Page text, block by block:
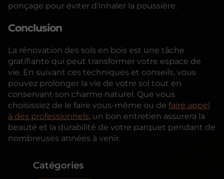
Catégories
ponçage pour éviter d'inhaler la poussière.
Conclusion
La rénovation des sols en bois est une tâche
gratifiante qui peut transformer votre espace de
vie. En suivant ces techniques et conseils, vous
pouvez prolonger la vie de votre sol tout en
conservant son charme naturel. Que vous
choisissiez de le faire vous-même ou de faire appel
à des professionnels, un bon entretien assurera la
beauté et la durabilité de votre parquet pendant de
nombreuses années à venir.